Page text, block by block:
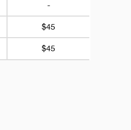
-
$45
$45